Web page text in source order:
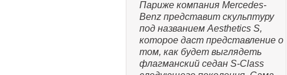
Париже компания Mercedes-
Benz представит скульптуру
под названием Aesthetics S,
которое даст представление о
том, как будет выглядеть
флагманский седан S-Class